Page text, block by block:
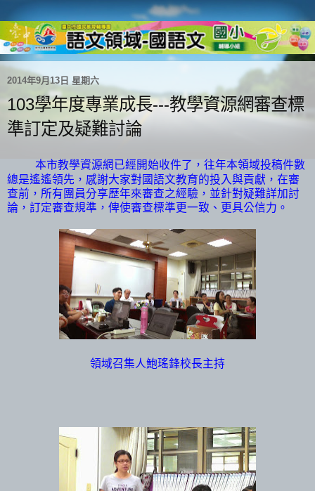
2014年9月13日 星期六
103學年度專業成長---教學資源網審查標
準訂定及疑難討論
本市教學資源網已經開始收件了，往年本領域投稿件數
總是遙遙領先，感謝大家對國語文教育的投入與貢獻，在審
查前，所有團員分享歷年來審查之經驗，並針對疑難詳加討
論，訂定審查規準，俾使審查標準更一致、更具公信力。
領域召集人鮑瑤鋒校長主持